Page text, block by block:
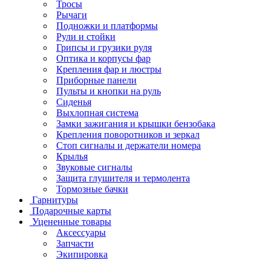
Тросы
Рычаги
Подножки и платформы
Рули и стойки
Грипсы и грузики руля
Оптика и корпусы фар
Крепления фар и люстры
Приборные панели
Пульты и кнопки на руль
Сиденья
Выхлопная система
Замки зажигания и крышки бензобака
Крепления поворотников и зеркал
Стоп сигналы и держатели номера
Крылья
Звуковые сигналы
Защита глушителя и термолента
Тормозные бачки
Гарнитуры
Подарочные карты
Уцененные товары
Аксессуары
Запчасти
Экипировка